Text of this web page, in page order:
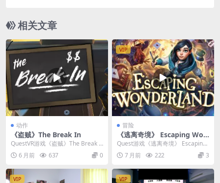
相关文章
动作
《盗贼》The Break In
QuestVR游戏《盗贼》The Break I
n 是一款非常有意思的VR合作游...
6 月前 637 0
VIP
冒险
《逃离奇境》 Escaping Won
derland v1.0.1.1347.1347
Quest游戏《逃离奇境》 Escaping
Wonderland 是一款备受好...
7 月前 222 3
VIP VIP